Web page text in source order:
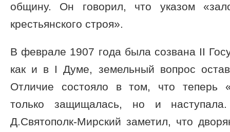
общину. Он говорил, что указом
крестьянского строя».
В феврале 1907 года была созвана II
как и в I Думе, земельный вопрос
Отличие состояло в том, что теперь
только защищалась, но и
Д.Святополк-Мирский заметил, что